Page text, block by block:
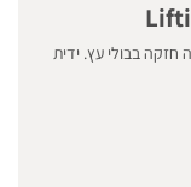
חזקה בבולי עץ. ידית